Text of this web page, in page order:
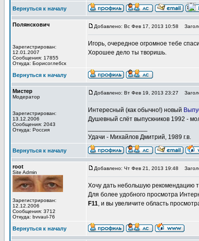
Вернуться к началу
Полянскович
Зарегистрирован:
12.01.2007
Сообщения: 17855
Откуда: Борисоглебск
Добавлено: Вс Фев 17, 2013 10:58
Игорь, очередное огромное тебе
Хорошее дело ты творишь.
Вернуться к началу
Мистер
Модератор
Зарегистрирован:
13.12.2006
Сообщения: 2043
Откуда: Россия
Добавлено: Вт Фев 19, 2013 23:27
Интересный (как обычно!) новый
Душевный слёт выпускников 1992 -
Удачи - Михайлов Дмитрий, 1989 г.в.
Вернуться к началу
root
Site Admin
Зарегистрирован:
12.12.2006
Сообщения: 3712
Откуда: bvvaul-76
Добавлено: Чт Фев 21, 2013 19:48
Хочу дать небольшую рекомендацию
Для более удобного просмотра
F11, и вы увеличите область
Вернуться к началу